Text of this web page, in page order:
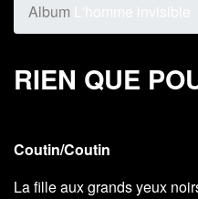
Album
RIEN QUE
Coutin/Coutin
La fille aux grands yeux